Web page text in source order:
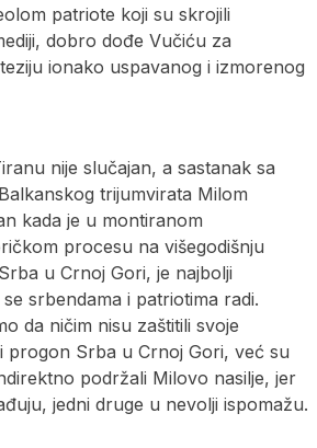
patriote koji su skrojili
dobro dođe Vučiću za
ionako uspavanog i izmorenog
nije slučajan, a sastanak sa
trijumvirata Milom
kada je u montiranom
procesu na višegodišnju
u Crnoj Gori, je najbolji
srbendama i patriotima radi.
da ničim nisu zaštitili svoje
progon Srba u Crnoj Gori, već su
podržali Milovo nasilje, jer
jedni druge u nevolji ispomažu.